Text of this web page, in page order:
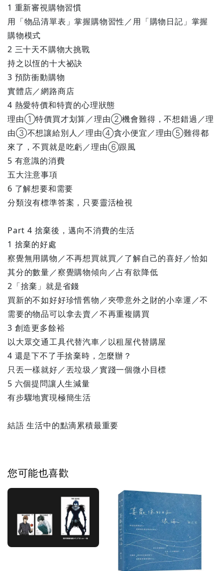
1 重新審視購物習慣
用「物品清單表」掌握購物習性／用「購物日記」掌握
購物模式
2 三十天不購物大挑戰
持之以恆的十大祕訣
3 預防衝動購物
實體店／網路商店
4 熱愛特價和特賣的心理狀態
理由①特價買才划算／理由②機會難得，不想錯過／理
由③不想讓給別人／理由④貪小便宜／理由⑤難得都
來了，不買就是吃虧／理由⑥跟風
5 有意識的消費
五大注意事項
6 了解想要和需要
分類沒有標準答案，只要靈活檢視
Part 4 捨棄後，邁向不消費的生活
1 捨棄的好處
察覺無用購物／不再想買就買／了解自己的喜好／恰如
其分的數量／察覺購物傾向／占有欲降低
2「捨棄」就是省錢
買新的不如好好珍惜舊物／夾帶意外之財的小幸運／不
需要的物品可以拿去賣／不再重複購買
3 創造更多餘裕
以大眾交通工具代替汽車／以租屋代替購屋
4 還是下不了手捨棄時，怎麼辦？
只丟一樣就好／丟垃圾／實踐一個微小目標
5 六個提問讓人生減量
有步驟地實現極簡生活
結語 生活中的點滴累積最重要
您可能也喜歡